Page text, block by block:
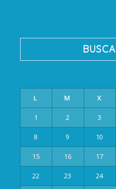
L M X
1 2 3
8 9 10
15 16 17
22 23 24